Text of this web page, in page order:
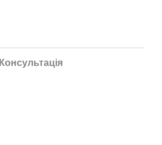
Консультація